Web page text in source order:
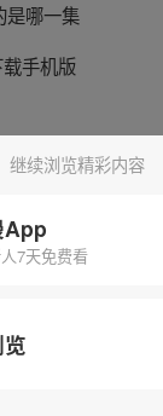
是哪一集
手机版
继续浏览精彩内容
App
7天免费看
许可证号：粤B2-
2026 Tencent. All